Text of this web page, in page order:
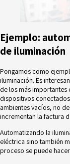
Ejemplo:
de iluminación
Pongamos como
iluminación. Es
de los más importantes
dispositivos
ambientes vacíos, no
incrementan la factura
Automatizando la
eléctrica sino también
proceso se puede